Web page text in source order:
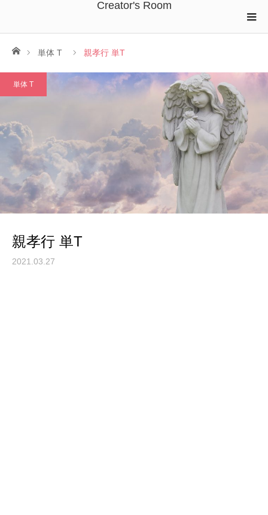
Creator's Room
ホーム単体 T 親孝行 単T
単体 T
親孝行 単T
2021.03.27